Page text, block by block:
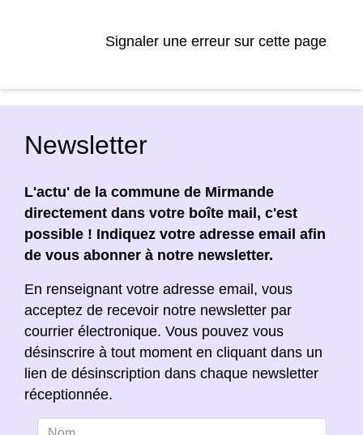
Signaler une erreur sur cette page
Newsletter
L'actu' de la commune de Mirmande
directement dans votre boîte mail, c'est
possible ! Indiquez votre adresse email afin
de vous abonner à notre newsletter.
En renseignant votre adresse email, vous
acceptez de recevoir notre newsletter par
courrier électronique. Vous pouvez vous
désinscrire à tout moment en cliquant dans un
lien de désinscription dans chaque newsletter
réceptionnée.